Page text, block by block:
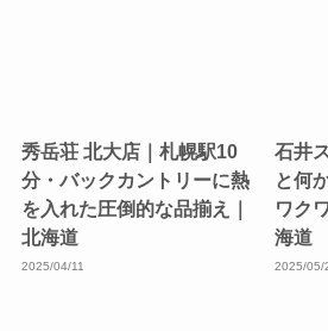
秀岳荘 北大店｜札幌駅10
分・バックカントリーに熱
を入れた圧倒的な品揃え｜
北海道
2025/04/11
石井
と何
ワク
海道
2025/05/